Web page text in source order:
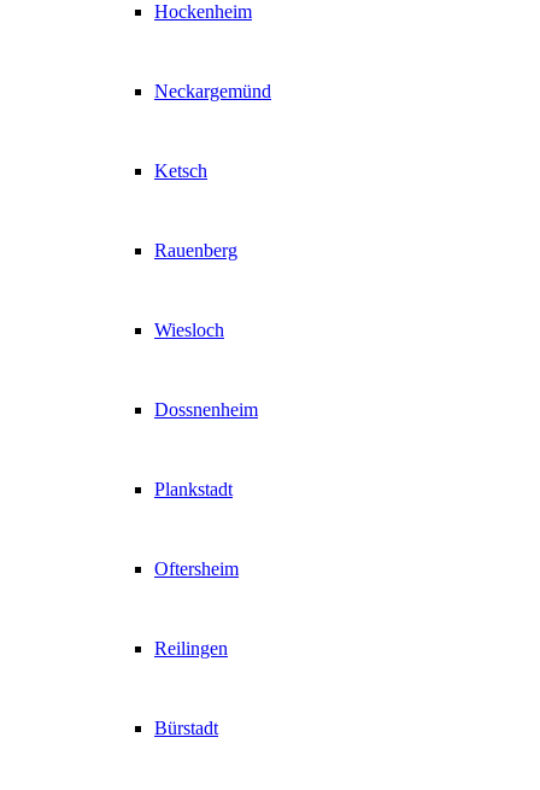
Hockenheim
Neckargemünd
Ketsch
Rauenberg
Wiesloch
Dossnenheim
Plankstadt
Oftersheim
Reilingen
Bürstadt